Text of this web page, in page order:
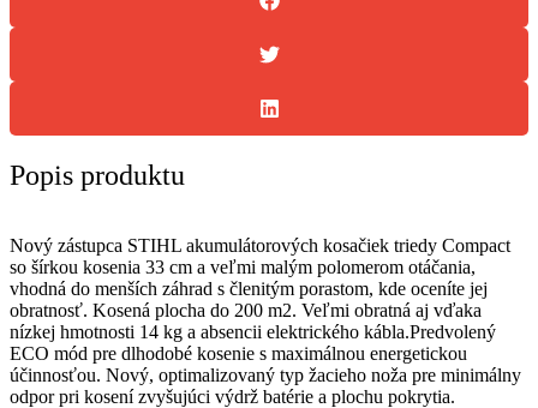
Popis produktu
Nový zástupca STIHL akumulátorových kosačiek triedy Compact
so šírkou kosenia 33 cm a veľmi malým polomerom otáčania,
vhodná do menších záhrad s členitým porastom, kde oceníte jej
obratnosť. Kosená plocha do 200 m2. Veľmi obratná aj vďaka
nízkej hmotnosti 14 kg a absencii elektrického kábla.Predvolený
ECO mód pre dlhodobé kosenie s maximálnou energetickou
účinnosťou. Nový, optimalizovaný typ žacieho noža pre minimálny
odpor pri kosení zvyšujúci výdrž batérie a plochu pokrytia.